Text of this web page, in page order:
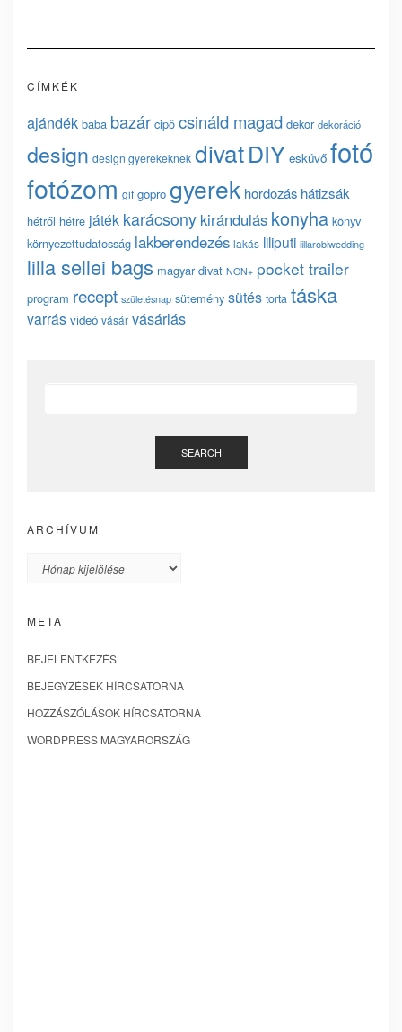
CÍMKÉK
ajándék baba bazár cipő csináld magad dekor dekoráció
design design gyerekeknek divatDIY esküvő fotó
fotózom gif gopro gyerek hordozás hátizsák
hétről hétre játék karácsony kirándulás konyha könyv
környezettudatosság lakberendezés lakás liliputi lillarobiwedding
lilla sellei bags magyar divat NON+ pocket trailer
program recept születésnap sütemény sütés torta táska
varrás videó vásár vásárlás
SEARCH
ARCHÍVUM
Archívum
META
BEJELENTKEZÉS
BEJEGYZÉSEK HÍRCSATORNA
HOZZÁSZÓLÁSOK HÍRCSATORNA
WORDPRESS MAGYARORSZÁG